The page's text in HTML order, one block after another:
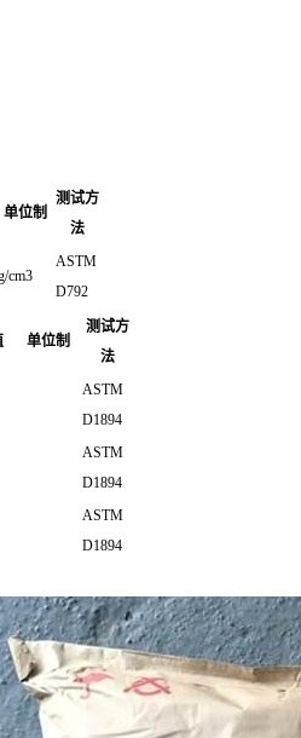
单位制
测试方
法
cm3
ASTM
D792
单位制
测试方
法
ASTM
D1894
ASTM
D1894
ASTM
D1894